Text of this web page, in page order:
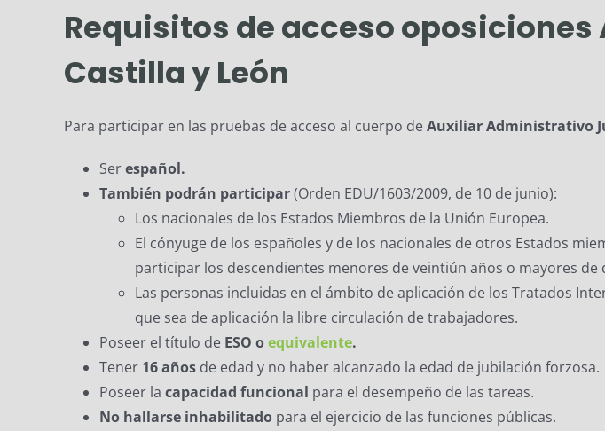
Requisitos de acceso
Castilla y León
Para participar en las pruebas de acceso al cuerpo deAuxiliar Administrativo
Serespañol.
También podrán participar(Orden EDU/1603/2009, de 10 de junio):
Los nacionales de los Estados Miembros de la Unión Europea.
El cónyuge de los españoles y de los nacionales de otros Estados
participar los descendientes menores de veintiún años o mayores de
Las personas incluidas en el ámbito de aplicación de los Tratados
que sea de aplicación la libre circulación de trabajadores.
Poseer el título deESO oequivalente.
Tener 16 añosde edad y no haber alcanzado la edad de jubilación forzosa.
Poseer la capacidad funcional para el desempeño de las tareas.
No hallarse inhabilitadopara el ejercicio de las funciones públicas.